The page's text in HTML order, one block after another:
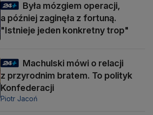
Była mózgiem operacji,
a później zaginęła z fortuną.
"Istnieje jeden konkretny trop"
Machulski mówi o relacji
z przyrodnim bratem. To polityk
Konfederacji
Piotr Jacoń